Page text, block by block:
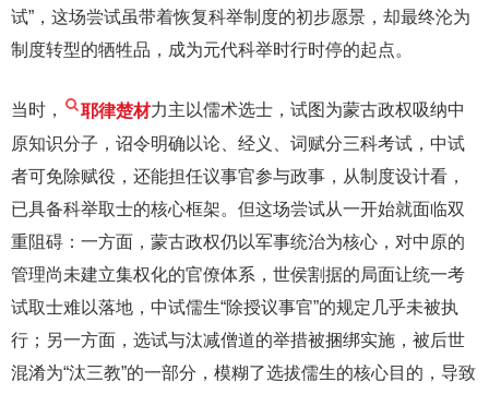
试”，这场尝试虽带着恢复科举制度的初步愿景，却最终沦为
制度转型的牺牲品，成为元代科举时行时停的起点。
当时， 耶律楚材力主以儒术选士，试图为蒙古政权吸纳中
原知识分子，诏令明确以论、经义、词赋分三科考试，中试
者可免除赋役，还能担任议事官参与政事，从制度设计看，
已具备科举取士的核心框架。但这场尝试从一开始就面临双
重阻碍：一方面，蒙古政权仍以军事统治为核心，对中原的
管理尚未建立集权化的官僚体系，世侯割据的局面让统一考
试取士难以落地，中试儒生“除授议事官”的规定几乎未被执
行；另一方面，选试与汰减僧道的举措被捆绑实施，被后世
混淆为“汰三教”的一部分，模糊了选拔儒生的核心目的，导致